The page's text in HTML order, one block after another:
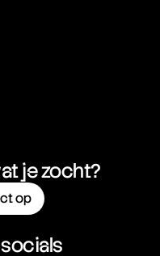
je zocht?
op